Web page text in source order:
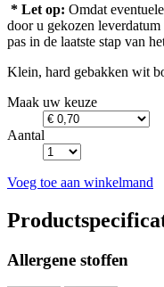
* Let op: Omdat
door u gekozen
pas in de laatste stap van
Klein, hard gebakken wit
Maak uw keuze
Aantal
Voeg toe aan winkelmand
Allergene stoffen